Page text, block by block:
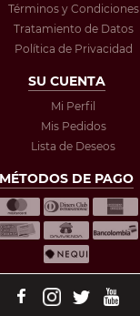
Términos y Condiciones
Tratamiento de Datos
Política de Privacidad
SU CUENTA
Mi Perfil
Mis Pedidos
Lista de Deseos
MÉTODOS DE PAGO